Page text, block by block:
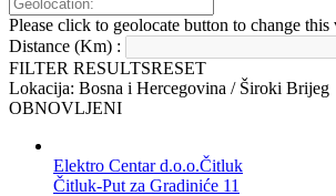
Please click to geolocate button to change this
Distance (Km) :
FILTER RESULTSRESET
Lokacija: Bosna i Hercegovina / Široki Brijeg
OBNOVLJENI
Elektro Centar d.o.o.Čitluk
Čitluk-Put za Gradiniće 11